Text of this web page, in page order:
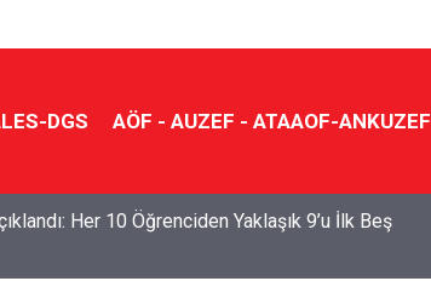
DGS AÖF - AUZEF - ATAAOF-ANKUZEF
Her 10 Öğrenciden Yaklaşık 9’u İlk Beş